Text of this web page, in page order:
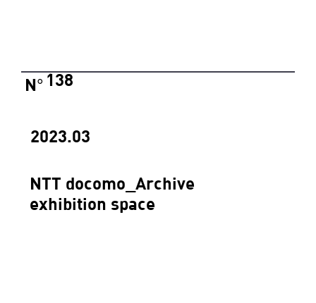
2023.03
NTT docomo_Archive
exhibition space
138
N°